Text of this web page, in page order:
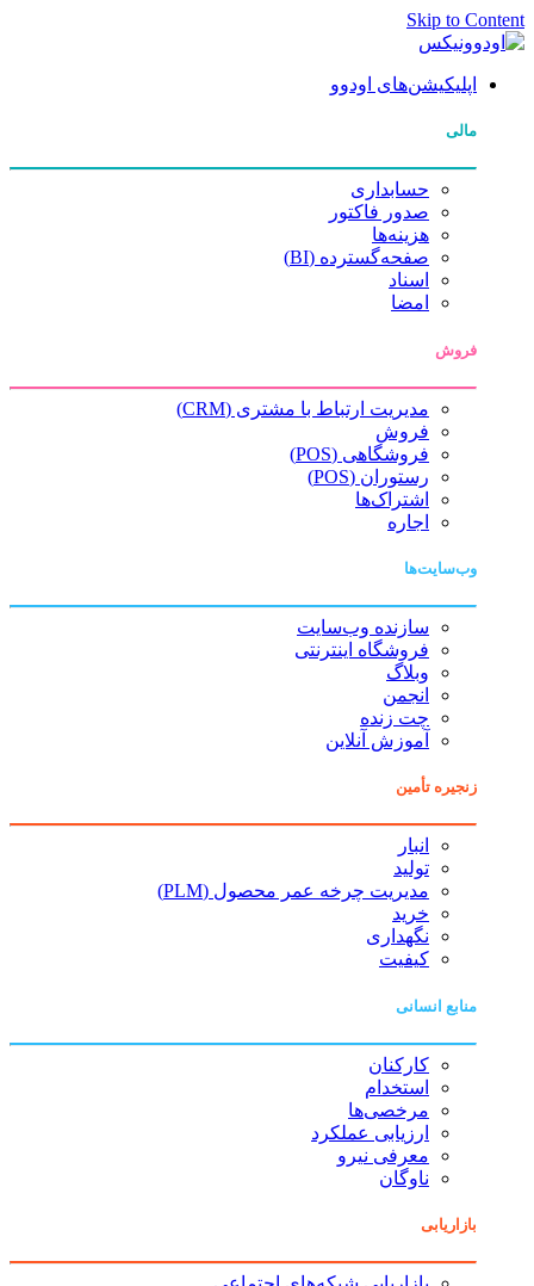
Skip to Content
اپلیکیشن‌های اودوو
مالی
حسابداری
صدور فاکتور
هزینه‌ها
صفحه‌گسترده (BI)
اسناد
امضا
فروش
مدیریت ارتباط با مشتری (CRM)
فروش
فروشگاهی (POS)
رستوران (POS)
اشتراک‌ها
اجاره
وب‌سایت‌ها
سازنده وب‌سایت
فروشگاه اینترنتی
وبلاگ
انجمن
چت زنده
آموزش آنلاین
زنجیره تأمین
انبار
تولید
مدیریت چرخه عمر محصول (PLM)
خرید
نگهداری
کیفیت
منابع انسانی
کارکنان
استخدام
مرخصی‌ها
ارزیابی عملکرد
معرفی نیرو
ناوگان
بازاریابی